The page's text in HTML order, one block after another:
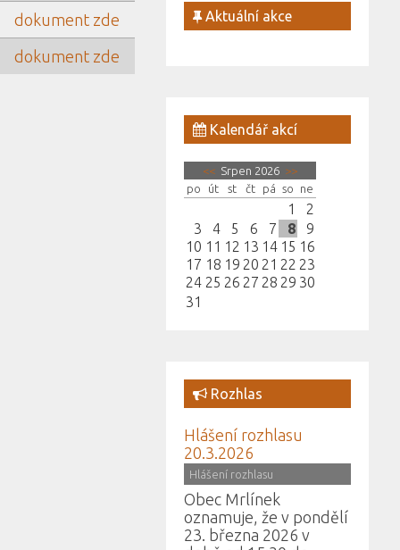
dokument zde
dokument zde
Aktuální akce
Kalendář akcí
<< Srpen 2026 >>
po
út st čt pá so ne
1
2
3
4 5 6 7 8
9
10 11 12 13 14 15 16
17 18 19 20 21 22 23
24 25 26 27 28 29 30
31
Rozhlas
Hlášení rozhlasu
20.3.2026
Hlášení rozhlasu
Obec Mrlínek
oznamuje, že v pondělí
23. března 2026 v